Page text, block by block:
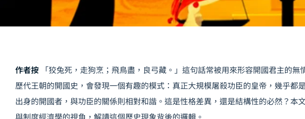
作者按 「狡兔死，走狗烹；飛鳥盡，良弓藏。」這句話常被用來形容開國君主的無
歷代王朝的開國史，會發現一個有趣的模式：真正大規模屠殺功臣的皇帝，幾乎都
出身的開國者，與功臣的關係則相對和諧。這是性格差異，還是結構性的必然？本
與制度經濟學的視角，解讀這個歷史現象背後的邏輯。